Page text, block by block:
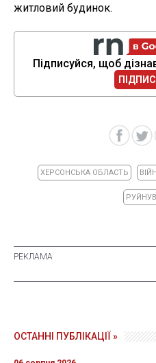
житловий будинок.
Підписуйся, щоб
ХЕРСОНСЬКА ОБЛАСТЬ
ОСТАННІ ПУБЛІКАЦІЇ »